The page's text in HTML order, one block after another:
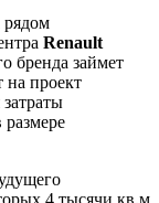
рядом
Renault
бренда займет
на проект
4 тысячи кв.м